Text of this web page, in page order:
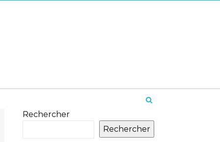
Rechercher
Rechercher